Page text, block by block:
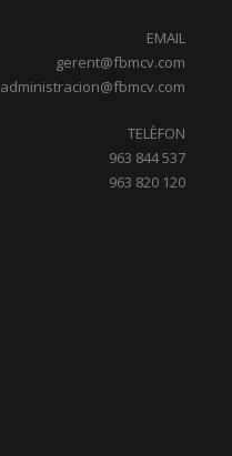
EMAIL
gerent@fbmcv.com
administracion@fbmcv.com
TELÈFON
963 844 537
963 820 120